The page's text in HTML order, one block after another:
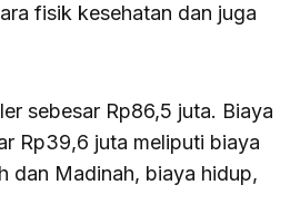
fisik kesehatan dan juga
sebesar Rp86,5 juta. Biaya
Rp39,6 juta meliputi biaya
dan Madinah, biaya hidup,